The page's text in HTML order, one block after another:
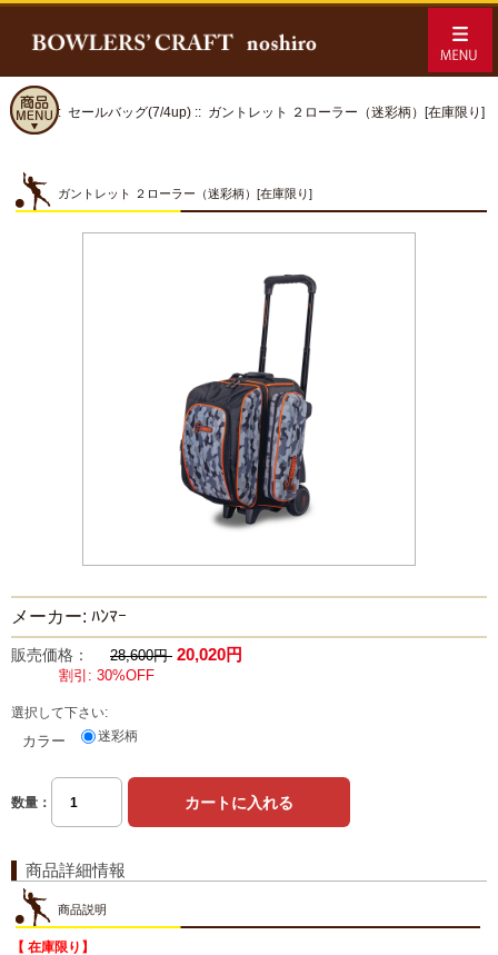
ホーム:: セールバッグ(7/4up) :: ガントレット ２ローラー（迷彩柄）[在庫限り]
ガントレット ２ローラー（迷彩柄）[在庫限り]
メーカー: ﾊﾝﾏｰ
販売価格： 28,600円 20,020円
割引: 30%OFF
選択して下さい:
カラー 迷彩柄
数量：
商品詳細情報
商品説明
【 在庫限り】